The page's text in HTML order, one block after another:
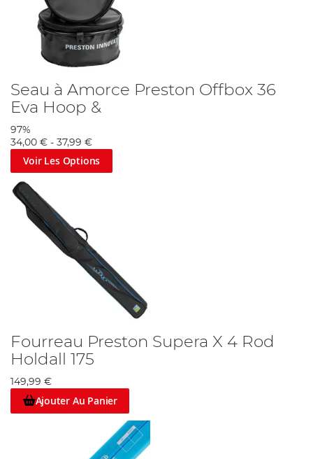
Seau à Amorce Preston Offbox 36
Eva Hoop &
97%
34,00 € - 37,99 €
Voir Les Options
Fourreau Preston Supera X 4 Rod
Holdall 175
149,99 €
Ajouter Au Panier